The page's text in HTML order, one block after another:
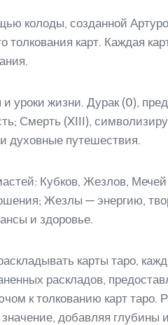
колоды, созданной
толкования карт. Каждая
уроки жизни. Дурак (0),
Смерть (XIII),
духовные путешествия.
Кубков, Жезлов,
Жезлы — энергию,
и здоровье.
карты таро,
раскладов,
к толкованию карт
добавляя глубины